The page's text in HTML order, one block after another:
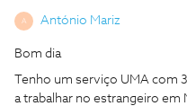
A António Mariz
Bom dia
Tenho um serviço UMA com
a trabalhar no estrangeiro